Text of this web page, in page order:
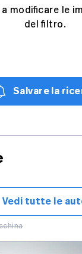
modificare le
del filtro.
Salvare la
Vedi tutte le